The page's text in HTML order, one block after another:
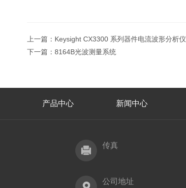
上一篇： Keysight CX3300 系列器件电流波形分析仪
下一篇： 8164B光波测量系统
产品中心 新闻中心
传真
公司地址